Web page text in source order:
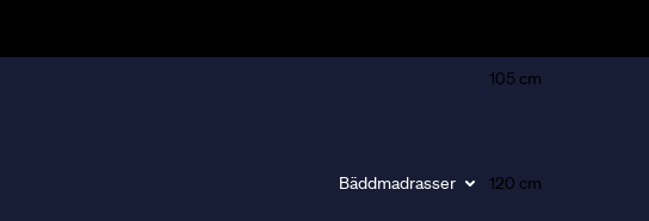
Bäddmadrasser
105 cm
120 cm